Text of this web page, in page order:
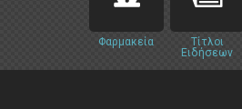
Φαρμακεία
Τίτλοι
Ειδήσεων